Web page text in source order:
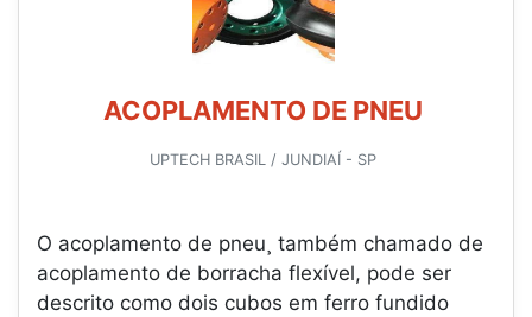
ACOPLAMENTO DE PNEU
UPTECH BRASIL / JUNDIAÍ - SP
O acoplamento de pneu¸ também chamado de
acoplamento de borracha flexível, pode ser
descrito como dois cubos em ferro fundido